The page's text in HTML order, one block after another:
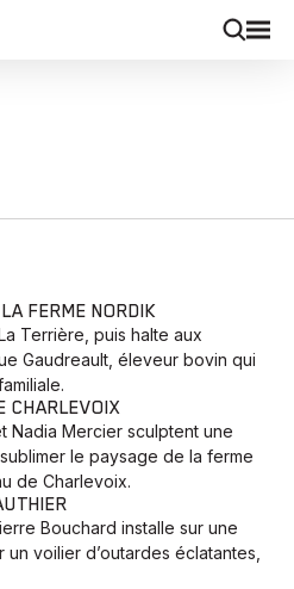
FERME NORDIK
Terrière, puis halte aux
Gaudreault, éleveur bovin qui
CHARLEVOIX
Nadia Mercier sculptent une
le paysage de la ferme
de Charlevoix.
Bouchard installe sur une
voilier d’outardes éclatantes,